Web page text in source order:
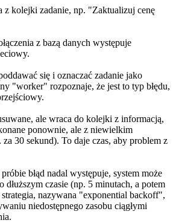
z kolejki zadanie, np. "Zaktualizuj cenę
z bazą danych występuje
się i oznaczać zadanie jako
"worker" rozpoznaje, że jest to typ błędu,
ale wraca do kolejki z informacją,
ponownie, ale z niewielkim
30 sekund). To daje czas, aby problem z
błąd nadal występuje, system może
dłuższym czasie (np. 5 minutach, a potem
nazywana "exponential backoff",
niedostępnego zasobu ciągłymi